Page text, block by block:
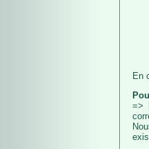
En
=>